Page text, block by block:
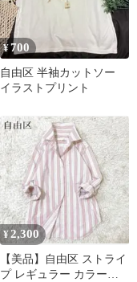
¥700
自由区 半袖カットソー
イラストプリント
¥2,300
【美品】自由区 ストライ
プ レギュラー カラーシ